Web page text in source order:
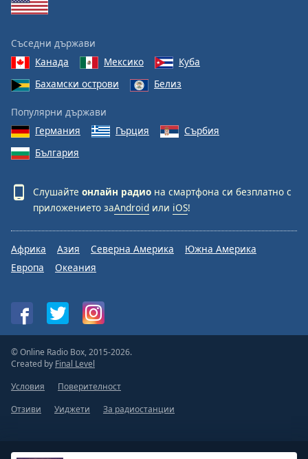
Съседни държави
Канада
Мексико
Куба
Бахамски острови
Белиз
Популярни държави
Германия
Гърция
Сърбия
България
Слушайте онлайн радио на смартфона си безплатно с
приложението заAndroid или iOS!
Африка Азия Северна Америка
Южна Америка
Европа
Океания
© Online Radio Box, 2015-2026.
Created by Final Level
Условия
Поверителност
Отзиви
Уиджети За радиостанции